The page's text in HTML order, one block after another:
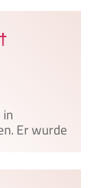
Er wurde